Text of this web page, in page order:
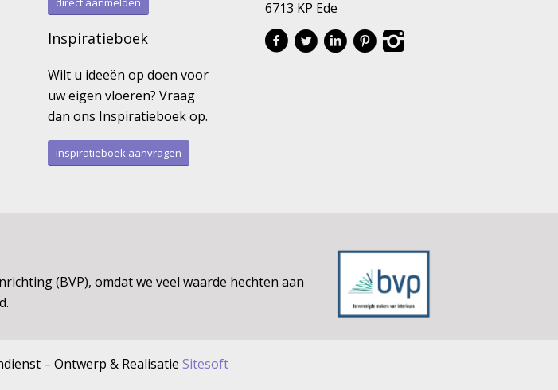
Inspiratieboek
Wilt u ideeën op doen voor
uw eigen vloeren? Vraag
dan ons Inspiratieboek op.
inspiratieboek aanvragen
6713 KP Ede
(BVP), omdat we veel waarde hechten aan
– Ontwerp & Realisatie Sitesoft